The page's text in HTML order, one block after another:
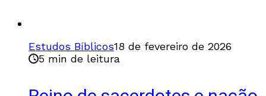
Estudos Bíblicos18 de fevereiro de 2026
5 min de leitura